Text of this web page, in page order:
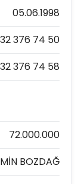
05.06.1998
376 74 50
376 74 58
72.000.000
BOZDAĞ